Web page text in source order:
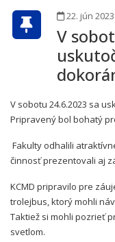
22. jún 2023
V
V sobotu 24.6.2023 sa
Pripravený bol bohatý
Fakulty odhalili
činnosť prezentovali aj
KCMD pripravilo pre
trolejbus, ktorý mohli
Taktiež si mohli pozrieť
svetlom.